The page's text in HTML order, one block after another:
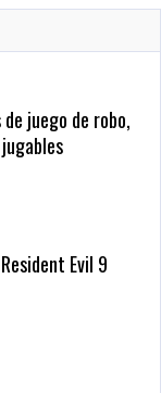
juego de robo,
Evil 9